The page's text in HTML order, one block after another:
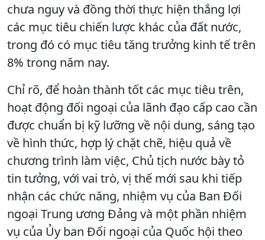
chưa nguy và đồng thời thực hiện thắng lợi
các mục tiêu chiến lược khác của đất nước,
trong đó có mục tiêu tăng trưởng kinh tế trên
8% trong năm nay.
Chỉ rõ, để hoàn thành tốt các mục tiêu trên,
hoạt động đối ngoại của lãnh đạo cấp cao cần
được chuẩn bị kỹ lưỡng về nội dung, sáng tạo
về hình thức, hợp lý chặt chẽ, hiệu quả về
chương trình làm việc, Chủ tịch nước bày tỏ
tin tưởng, với vai trò, vị thế mới sau khi tiếp
nhận các chức năng, nhiệm vụ của Ban Đối
ngoại Trung ương Đảng và một phần nhiệm
vụ của Ủy ban Đối ngoại của Quốc hội theo